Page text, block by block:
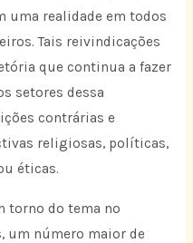
uma realidade em todos
Tais reivindicações
que continua a fazer
setores dessa
contrárias e
religiosas, políticas,
éticas.
torno do tema no
um número maior de